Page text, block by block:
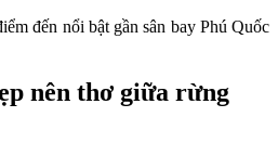
đến nổi bật gần sân bay Phú Quốc
nên thơ giữa rừng